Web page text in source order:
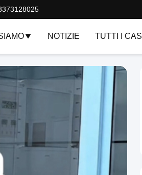
NOTIZIE TUTTI I CASI